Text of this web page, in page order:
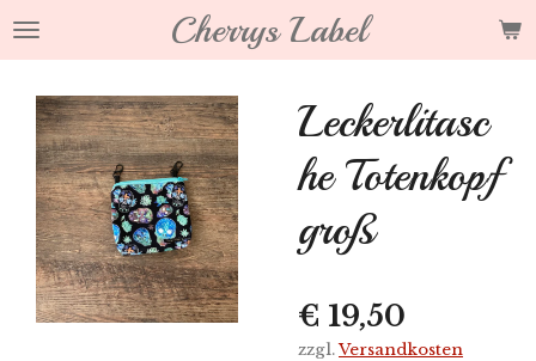
Zum
Cherrys Label
Leckerlitasc
he Totenkopf
groß
€ 19,50
zzgl.Versandkosten